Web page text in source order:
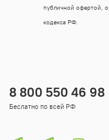
8 800 550 46 98
Беслатно по всей РФ
публичной офертой,
кодекса РФ.